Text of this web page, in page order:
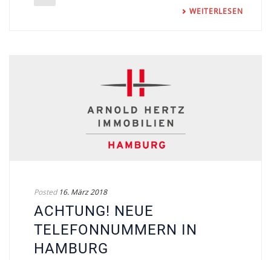
WEITERLESEN
Posted 16. März 2018
ACHTUNG! NEUE
TELEFONNUMMERN IN
HAMBURG